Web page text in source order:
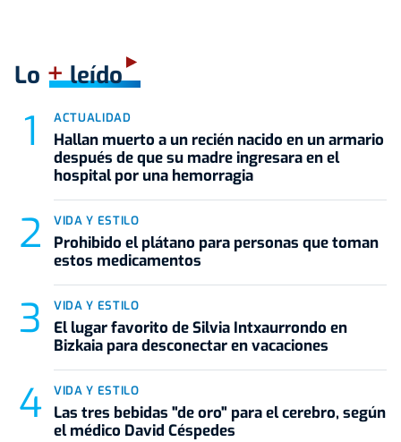
Lo +leído
ACTUALIDAD
Hallan muerto a un recién nacido en un armario
después de que su madre ingresara en el
hospital por una hemorragia
VIDA Y ESTILO
Prohibido el plátano para personas que toman
estos medicamentos
VIDA Y ESTILO
El lugar favorito de Silvia Intxaurrondo en
Bizkaia para desconectar en vacaciones
VIDA Y ESTILO
Las tres bebidas "de oro" para el cerebro, según
el médico David Céspedes